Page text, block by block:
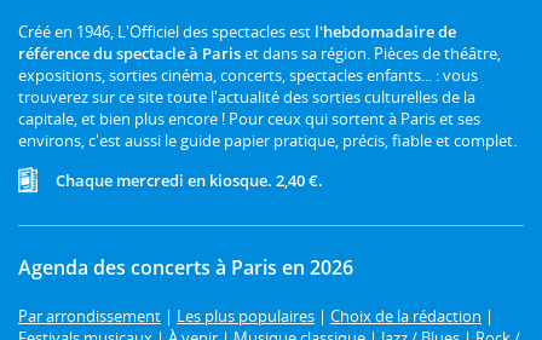
Créé en 1946, L'Officiel des spectacles est l'hebdomadaire de
référence du spectacle à Pariset dans sa région. Pièces de théâtre,
expositions, sorties cinéma, concerts, spectacles enfants... : vous
trouverez sur ce site toute l'actualité des sorties culturelles de la
capitale, et bien plus encore ! Pour ceux qui sortent à Paris et ses
environs, c'est aussi le guide papier pratique, précis, fiable et complet.
Chaque mercredi en kiosque. 2,40 €.
Agenda des concerts à Paris en 2026
Par arrondissement | Les plus populaires | Choix de la rédaction |